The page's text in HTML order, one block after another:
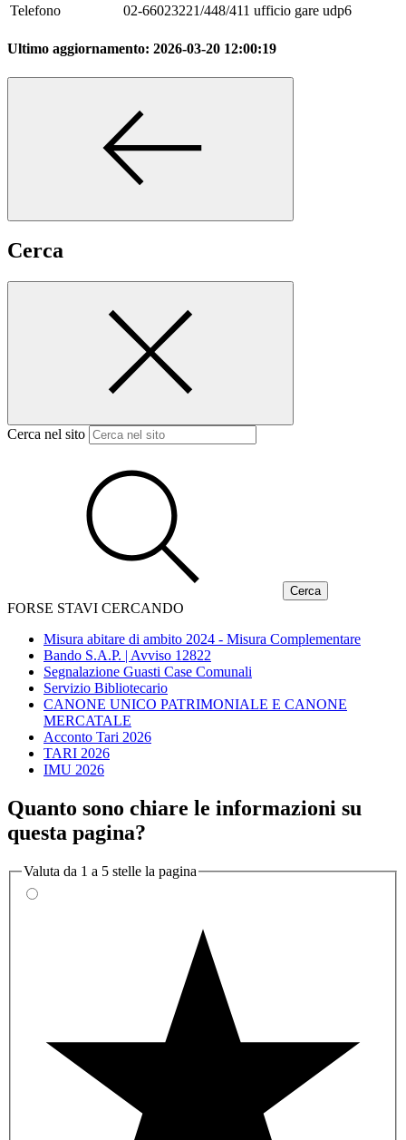
Telefono 02-66023221/448/411 ufficio gare udp6
Ultimo aggiornamento: 2026-03-20 12:00:19
Cerca
Cerca nel sito
FORSE STAVI CERCANDO
Misura abitare di ambito 2024 - Misura Complementare
Bando S.A.P. | Avviso 12822
Segnalazione Guasti Case Comunali
Servizio Bibliotecario
CANONE UNICO PATRIMONIALE E CANONE
MERCATALE
Acconto Tari 2026
TARI 2026
IMU 2026
Quanto sono chiare le informazioni su
questa pagina?
Valuta da 1 a 5 stelle la pagina